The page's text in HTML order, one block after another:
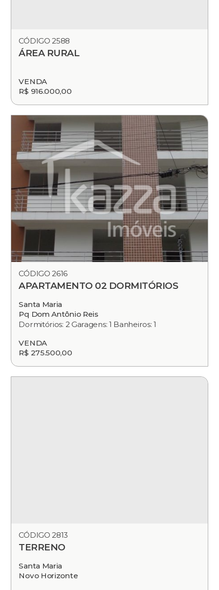
CÓDIGO 2588
ÁREA RURAL
VENDA
R$ 916.000,00
CÓDIGO 2616
APARTAMENTO 02 DORMITÓRIOS
Santa Maria
Pq Dom Antônio Reis
Dormitórios: 2 Garagens: 1 Banheiros: 1
VENDA
R$ 275.500,00
CÓDIGO 2813
TERRENO
Santa Maria
Novo Horizonte